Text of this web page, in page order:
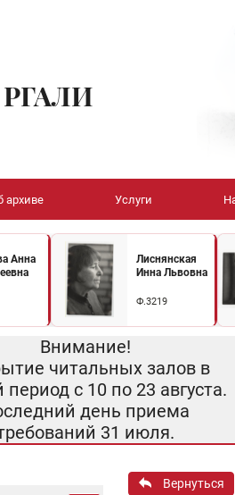
РГАЛИ
архиве Услуги
Анна
Лиснянская
Инна Львовна
Ф.3219
Внимание!
читальных залов в
период с 10 по 23 августа.
день приема
31 июля.
Вернуться